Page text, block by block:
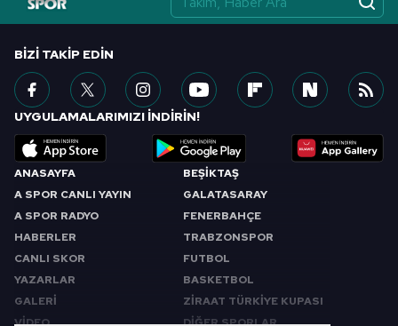
ANASAYFA
A SPOR CANLI YAYIN
A SPOR RADYO
HABERLER
CANLI SKOR
YAZARLAR
GALERİ
VİDEO
BEŞİKTAŞ
GALATASARAY
FENERBAHÇE
TRABZONSPOR
FUTBOL
BASKETBOL
ZİRAAT TÜRKİYE KUPASI
DİĞER SPORLAR
BIZI TAKIP EDIN
UYGULAMALARIMIZI İNDİRİN!